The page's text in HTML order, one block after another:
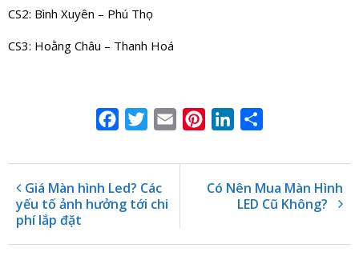
CS2: Bình Xuyên – Phú Thọ
CS3: Hoằng Châu – Thanh Hoá
FacebookTwitterEmail PinterestLinkedIn
Giá Màn hình Led? Các
yếu tố ảnh hưởng tới chi
phí lắp đặt
Có Nên Mua Màn Hình
LED Cũ Không?